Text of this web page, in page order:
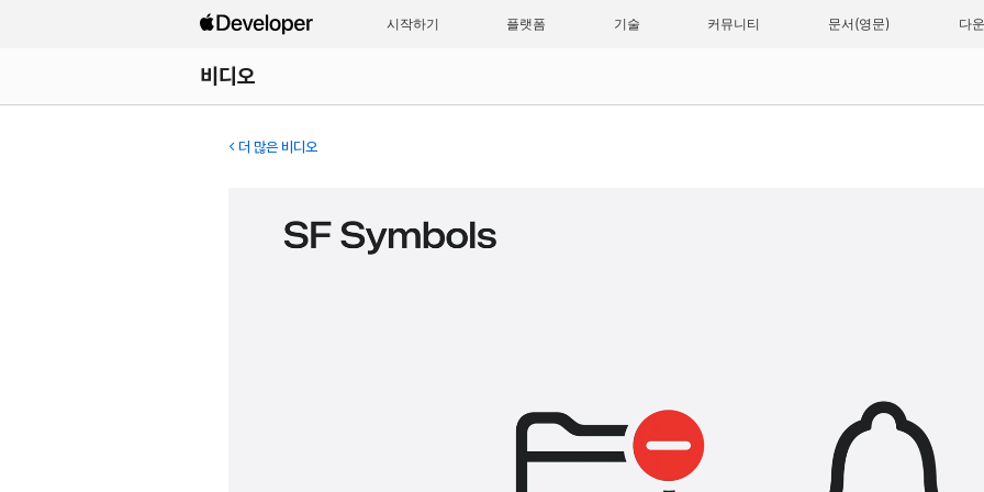
시작하기 플랫폼 기술 커뮤니티 문서 다
비디오
더 많은 비디오